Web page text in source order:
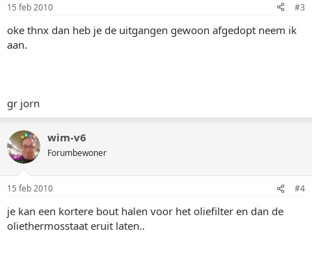
15 feb 2010 #3
oke thnx dan heb je de uitgangen gewoon afgedopt neem ik
aan.
gr jorn
wim-v6
Forumbewoner
15 feb 2010 #4
je kan een kortere bout halen voor het oliefilter en dan de
oliethermosstaat eruit laten..